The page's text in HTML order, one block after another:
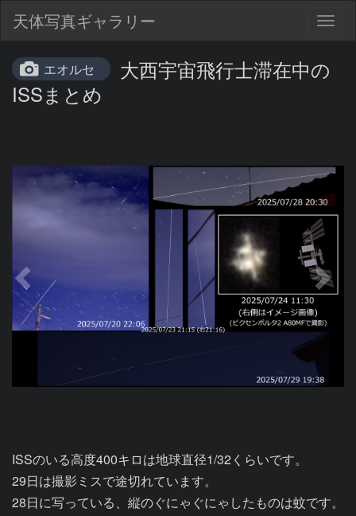
天体写真ギャラリー
エオルセ
大西宇宙飛行士滞在中の
ISSまとめ
ISSのいる高度400キロは地球直径1/32くらいです。
29日は撮影ミスで途切れています。
28日に写っている、縦のぐにゃぐにゃしたものは蚊です。